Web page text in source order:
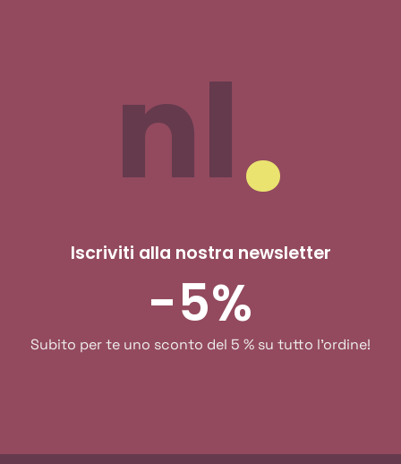
nl
Iscriviti alla nostra newsletter
-5%
Subito per te uno sconto del 5 % su tutto l'ordine!